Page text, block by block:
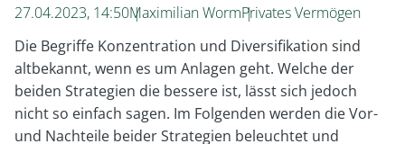
27.04.2023, 14:50Maximilian WormPrivates Vermögen
Die Begriffe Konzentration und Diversifikation sind
altbekannt, wenn es um Anlagen geht. Welche der
beiden Strategien die bessere ist, lässt sich jedoch
nicht so einfach sagen. Im Folgenden werden die Vor-
und Nachteile beider Strategien beleuchtet und